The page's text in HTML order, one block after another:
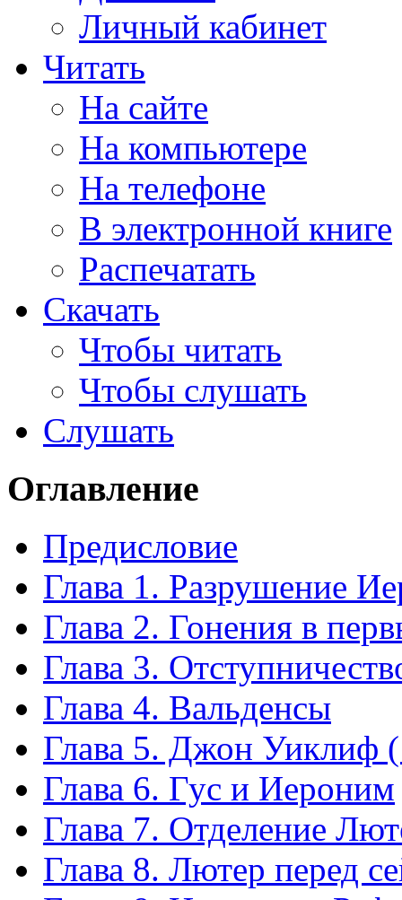
Личный кабинет
Читать
На сайте
На компьютере
На телефоне
В электронной книге
Распечатать
Скачать
Чтобы читать
Чтобы слушать
Слушать
Оглавление
Предисловие
Глава 1. Разрушение
Глава 2. Гонения в
Глава 3.
Глава 4. Вальденсы
Глава 5. Джон Уиклиф
Глава 6. Гус и Иероним
Глава 7. Отделение
Глава 8. Лютер перед